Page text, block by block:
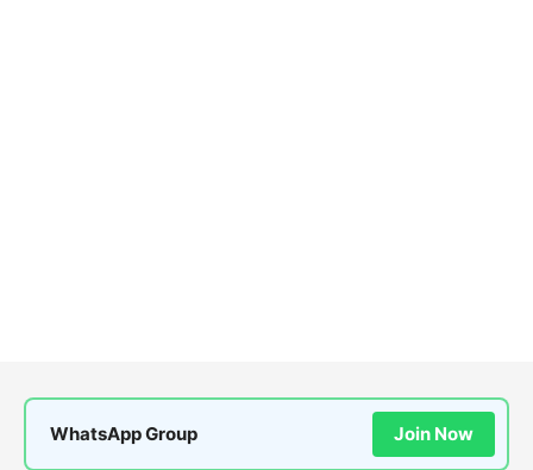
WhatsApp Group Join Now